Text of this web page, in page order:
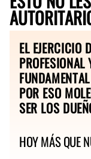
EL EJERCICIO
POR ESO
SER LOS
HOY MÁS QUE